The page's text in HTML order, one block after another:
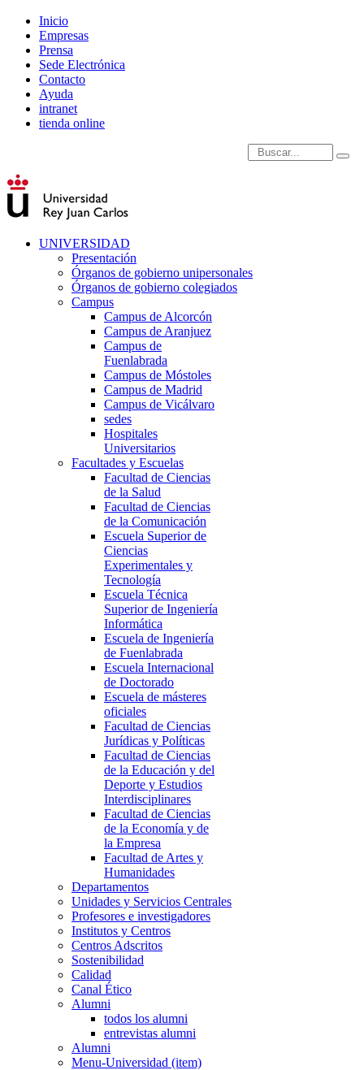
Inicio
Empresas
Prensa
Sede Electrónica
Contacto
Ayuda
intranet
tienda online
Introduce términos de
UNIVERSIDAD
Presentación
Órganos de gobierno unipersonales
Órganos de gobierno colegiados
Campus
Campus de Alcorcón
Campus de Aranjuez
Campus de
Fuenlabrada
Campus de Móstoles
Campus de Madrid
Campus de Vicálvaro
sedes
Hospitales
Universitarios
Facultades y Escuelas
Facultad de Ciencias
de la Salud
Facultad de Ciencias
de la Comunicación
Escuela Superior de
Ciencias
Experimentales y
Tecnología
Escuela Técnica
Superior de Ingeniería
Informática
Escuela de Ingeniería
de Fuenlabrada
Escuela Internacional
de Doctorado
Escuela de másteres
oficiales
Facultad de Ciencias
Jurídicas y Políticas
Facultad de Ciencias
de la Educación y del
Deporte y Estudios
Interdisciplinares
Facultad de Ciencias
de la Economía y de
la Empresa
Facultad de Artes y
Humanidades
Departamentos
Unidades y Servicios Centrales
Profesores e investigadores
Institutos y Centros
Centros Adscritos
Sostenibilidad
Calidad
Canal Ético
Alumni
todos los alumni
entrevistas alumni
Alumni
Menu-Universidad (item)